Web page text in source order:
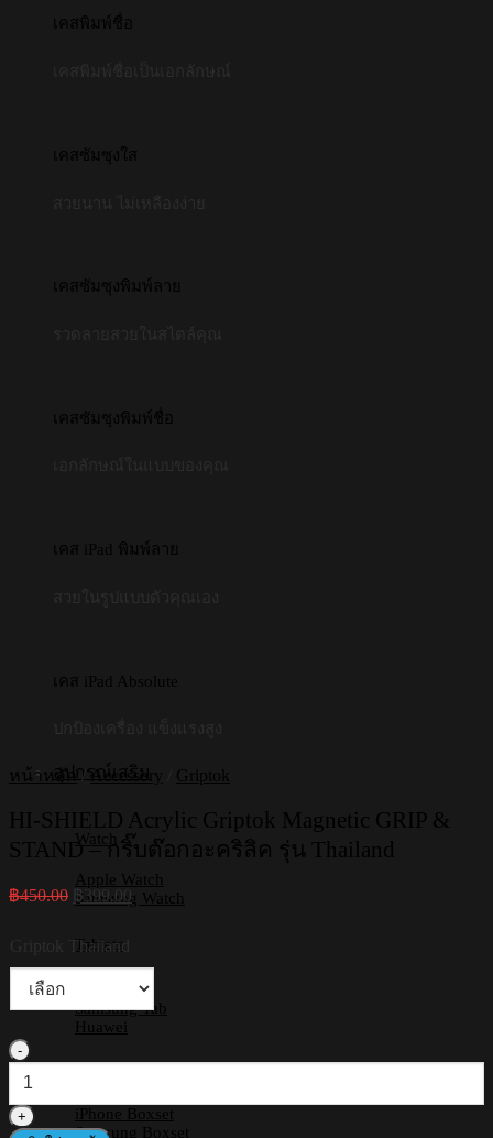
เคสพิมพ์ชื่อ
เคสซัมซุงใส
เคสซัมซุงพิมพ์ลาย
เคสซัมซุงพิมพ์ชื่อ
เคส iPad พิมพ์ลาย
เคส iPad Absolute
อุปกรณ์เสริม
Watch
Apple Watch
Samsung Watch
Tablets
Samsung Tab
Huawei
Boxset
iPhone Boxset
Samsung Boxset
หน้าหลัก / Accessory Griptok
HI-SHIELD Acrylic Griptok Magnetic GRIP &
STAND – กริ๊บต๊อกอะคริลิค รุ่น Thailand
฿450.00 Original
price
฿450.00.
฿399.00Current
price
Griptok Thailand
SHIELD
Acrylic
Griptok